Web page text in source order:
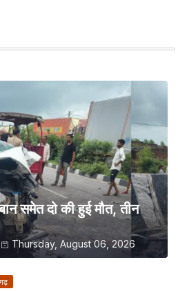
समेत दो की हुई मौत, तीन
Thursday, August 06, 2026